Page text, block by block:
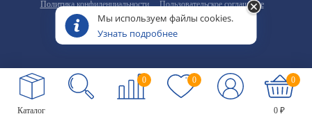
Каталог
0 0
0 ₽
0
Политика конфиденциальности
Пользовательское соглашение
Мы используем файлы cookies.
Узнать подробнее